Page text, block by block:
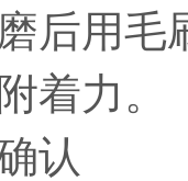
后用毛
着力。
认